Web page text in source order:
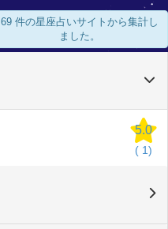
69 件の星座占いサイトから集計し
ました。
5.0
( 1)